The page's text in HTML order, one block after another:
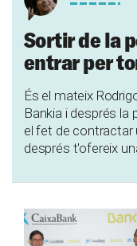
Sortir de la
entrar per
És el mateix
Bankia i després la
el fet de contractar
després t'ofereix